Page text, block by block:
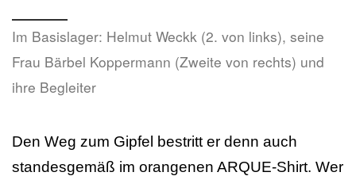
Im Basislager: Helmut Weckk (2. von links), seine
Frau Bärbel Koppermann (Zweite von rechts) und
ihre Begleiter
Den Weg zum Gipfel bestritt er denn auch
standesgemäß im orangenen ARQUE-Shirt. Wer